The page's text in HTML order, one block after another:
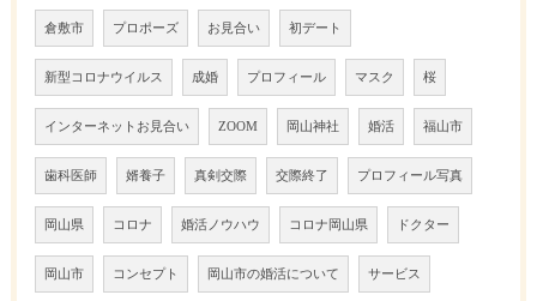
倉敷市 プロポーズ お見合い 初デート
新型コロナウイルス 成婚 プロフィール マスク 桜
インターネットお見合い ZOOM 岡山神社 婚活 福山市
歯科医師 婿養子 真剣交際 交際終了 プロフィール写真
岡山県 コロナ 婚活ノウハウ コロナ岡山県 ドクター
岡山市 コンセプト 岡山市の婚活について サービス